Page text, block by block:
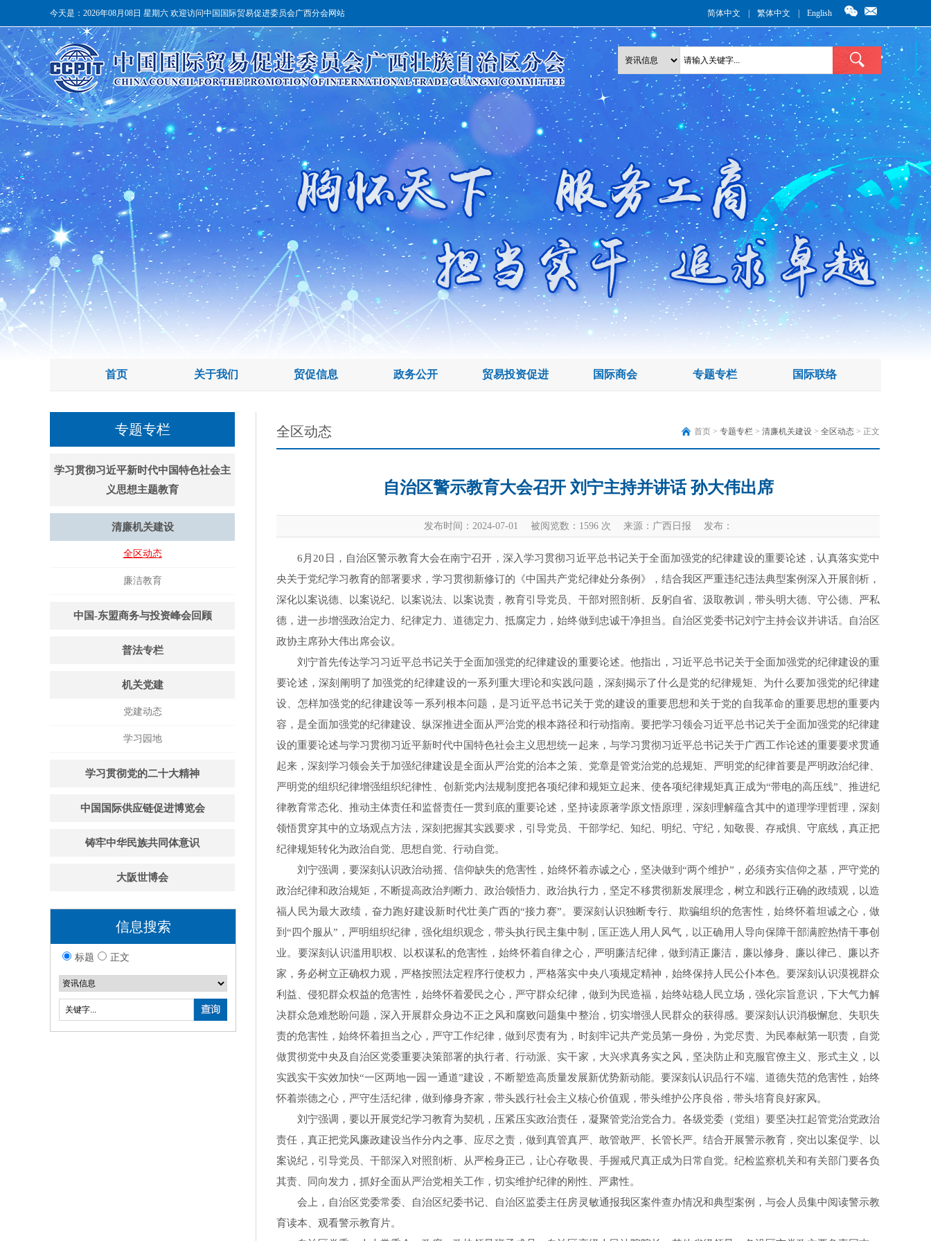
简体中文 繁体中文 English
今天是： 2026年08月08日 星期六 欢迎访问中国国际贸易促进委员会广西分会网站
首页 关于我们 贸促信息 政务公开 贸易投资促进 国际商会 专题专栏 国际联络
专题专栏
学习贯彻习近平新时代中国特色社会主
义思想主题教育
清廉机关建设
全区动态
廉洁教育
中国-东盟商务与投资峰会回顾
普法专栏
机关党建
党建动态
学习园地
学习贯彻党的二十大精神
中国国际供应链促进博览会
铸牢中华民族共同体意识
大阪世博会
信息搜索
标题 正文
首页 > 专题专栏 > 清廉机关建设 > 全区动态 > 正文
全区动态
自治区警示教育大会召开 刘宁主持并讲话 孙大伟出席
发布时间：2024-07-01 被阅览数： 1596次 来源：广西日报 发布：
6月20日，自治区警示教育大会在南宁召开，深入学习贯彻习近平总书记关于全面加强党的纪律建设的重要论述，认真落实党中
央关于党纪学习教育的部署要求，学习贯彻新修订的《中国共产党纪律处分条例》，结合我区严重违纪违法典型案例深入开展剖析，
深化以案说德、以案说纪、以案说法、以案说责，教育引导党员、干部对照剖析、反躬自省、汲取教训，带头明大德、守公德、严私
德，进一步增强政治定力、纪律定力、道德定力、抵腐定力，始终做到忠诚干净担当。自治区党委书记刘宁主持会议并讲话。自治区
政协主席孙大伟出席会议。
刘宁首先传达学习习近平总书记关于全面加强党的纪律建设的重要论述。他指出，习近平总书记关于全面加强党的纪律建设的重
要论述，深刻阐明了加强党的纪律建设的一系列重大理论和实践问题，深刻揭示了什么是党的纪律规矩、为什么要加强党的纪律建
设、怎样加强党的纪律建设等一系列根本问题，是习近平总书记关于党的建设的重要思想和关于党的自我革命的重要思想的重要内
容，是全面加强党的纪律建设、纵深推进全面从严治党的根本路径和行动指南。要把学习领会习近平总书记关于全面加强党的纪律建
设的重要论述与学习贯彻习近平新时代中国特色社会主义思想统一起来，与学习贯彻习近平总书记关于广西工作论述的重要要求贯通
起来，深刻学习领会关于加强纪律建设是全面从严治党的治本之策、党章是管党治党的总规矩、严明党的纪律首要是严明政治纪律、
严明党的组织纪律增强组织纪律性、创新党内法规制度把各项纪律和规矩立起来、使各项纪律规矩真正成为“带电的高压线”、推进纪
律教育常态化、推动主体责任和监督责任一贯到底的重要论述，坚持读原著学原文悟原理，深刻理解蕴含其中的道理学理哲理，深刻
领悟贯穿其中的立场观点方法，深刻把握其实践要求，引导党员、干部学纪、知纪、明纪、守纪，知敬畏、存戒惧、守底线，真正把
纪律规矩转化为政治自觉、思想自觉、行动自觉。
刘宁强调，要深刻认识政治动摇、信仰缺失的危害性，始终怀着赤诚之心，坚决做到“两个维护”，必须夯实信仰之基，严守党的
政治纪律和政治规矩，不断提高政治判断力、政治领悟力、政治执行力，坚定不移贯彻新发展理念，树立和践行正确的政绩观，以造
福人民为最大政绩，奋力跑好建设新时代壮美广西的“接力赛”。要深刻认识独断专行、欺骗组织的危害性，始终怀着坦诚之心，做
到“四个服从”，严明组织纪律，强化组织观念，带头执行民主集中制，匡正选人用人风气，以正确用人导向保障干部满腔热情干事创
业。要深刻认识滥用职权、以权谋私的危害性，始终怀着自律之心，严明廉洁纪律，做到清正廉洁，廉以修身、廉以律己、廉以齐
家，务必树立正确权力观，严格按照法定程序行使权力，严格落实中央八项规定精神，始终保持人民公仆本色。要深刻认识漠视群众
利益、侵犯群众权益的危害性，始终怀着爱民之心，严守群众纪律，做到为民造福，始终站稳人民立场，强化宗旨意识，下大气力解
决群众急难愁盼问题，深入开展群众身边不正之风和腐败问题集中整治，切实增强人民群众的获得感。要深刻认识消极懈怠、失职失
责的危害性，始终怀着担当之心，严守工作纪律，做到尽责有为，时刻牢记共产党员第一身份，为党尽责、为民奉献第一职责，自觉
做贯彻党中央及自治区党委重要决策部署的执行者、行动派、实干家，大兴求真务实之风，坚决防止和克服官僚主义、形式主义，以
实践实干实效加快“一区两地一园一通道”建设，不断塑造高质量发展新优势新动能。要深刻认识品行不端、道德失范的危害性，始终
怀着崇德之心，严守生活纪律，做到修身齐家，带头践行社会主义核心价值观，带头维护公序良俗，带头培育良好家风。
刘宁强调，要以开展党纪学习教育为契机，压紧压实政治责任，凝聚管党治党合力。各级党委（党组）要坚决扛起管党治党政治
责任，真正把党风廉政建设当作分内之事、应尽之责，做到真管真严、敢管敢严、长管长严。结合开展警示教育，突出以案促学、以
案说纪，引导党员、干部深入对照剖析、从严检身正己，让心存敬畏、手握戒尺真正成为日常自觉。纪检监察机关和有关部门要各负
其责、同向发力，抓好全面从严治党相关工作，切实维护纪律的刚性、严肃性。
会上，自治区党委常委、自治区纪委书记、自治区监委主任房灵敏通报我区案件查办情况和典型案例，与会人员集中阅读警示教
育读本、观看警示教育片。